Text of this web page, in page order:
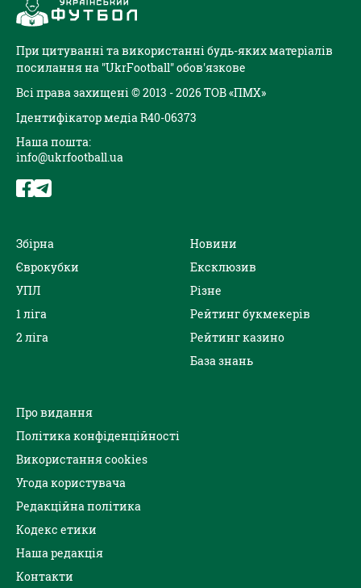
При цитуванні та використанні будь-яких матеріалів
посилання на "UkrFootball" обов'язкове
Всі права захищені © 2013 - 2026 ТОВ «ПМХ»
Ідентифікатор медіа R40-06373
Наша пошта:
info@ukrfootball.ua
Збірна
Єврокубки
УПЛ
1 ліга
2 ліга
Новини
Ексклюзив
Різне
Рейтинг букмекерів
Рейтинг казино
База знань
Про видання
Політика конфіденційності
Використання cookies
Угода користувача
Редакційна політика
Кодекс етики
Наша редакція
Контакти